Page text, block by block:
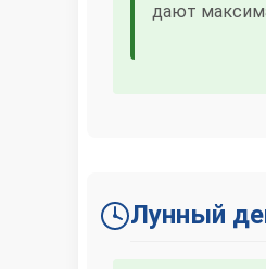
дают
Лунный